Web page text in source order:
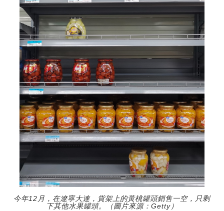
今年12月，在遼寧大連，貨架上的黃桃罐頭銷售一空，只剩
下其他水果罐頭。（圖片來源：Getty）